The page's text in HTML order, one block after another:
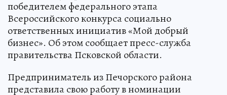
победителем федерального этапа
Всероссийского конкурса социально
ответственных инициатив «Мой добрый
бизнес». Об этом сообщает пресс-служба
правительства Псковской области.
Предприниматель из Печорского района
представила свою работу в номинации